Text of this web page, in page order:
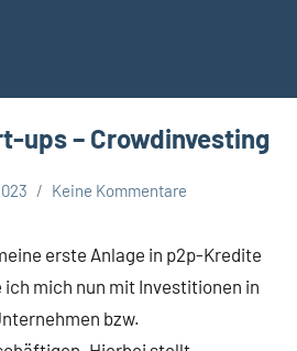
ups – Crowdinvesting
Keine Kommentare
erste Anlage in p2p-Kredite
mich nun mit Investitionen in
bzw.